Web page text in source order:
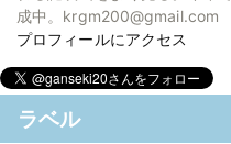
成中。krgm200@gmail.com
プロフィールにアクセス
ラベル